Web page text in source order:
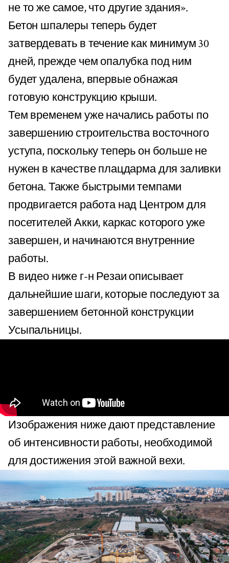
не то же самое, что другие здания».
Бетон шпалеры теперь будет
затвердевать в течение как минимум 30
дней, прежде чем опалубка под ним
будет удалена, впервые обнажая
готовую конструкцию крыши.
Тем временем уже начались работы по
завершению строительства восточного
уступа, поскольку теперь он больше не
нужен в качестве плацдарма для заливки
бетона. Также быстрыми темпами
продвигается работа над Центром для
посетителей Акки, каркас которого уже
завершен, и начинаются внутренние
работы.
В видео ниже г-н Резаи описывает
дальнейшие шаги, которые последуют за
завершением бетонной конструкции
Усыпальницы.
Изображения ниже дают представление
об интенсивности работы, необходимой
для достижения этой важной вехи.